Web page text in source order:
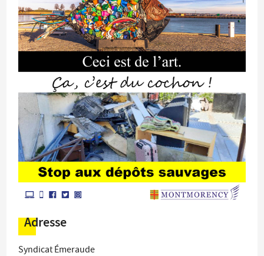
Adresse
Syndicat Émeraude